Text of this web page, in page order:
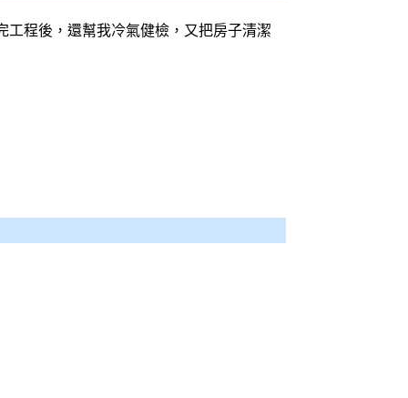
工程後，還幫我冷氣健檢，又把房子清潔